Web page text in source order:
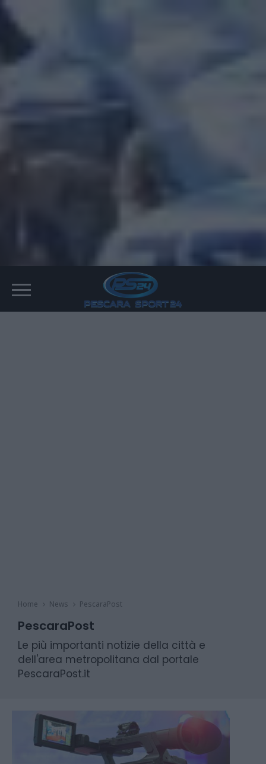
Home News PescaraPost
PescaraPost
Le più importanti notizie della città e
dell'area metropolitana dal portale
PescaraPost.it